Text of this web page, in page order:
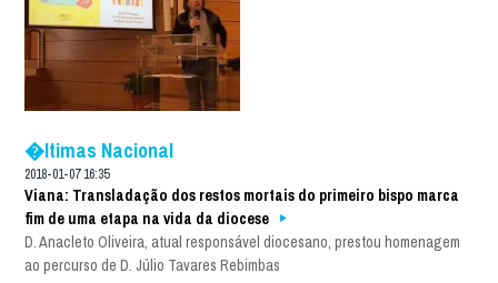
�ltimas Nacional
2018-01-07 16:35
Viana: Transladação dos restos mortais do primeiro bispo marca
fim de uma etapa na vida da diocese
D. Anacleto Oliveira, atual responsável diocesano, prestou homenagem
ao percurso de D. Júlio Tavares Rebimbas